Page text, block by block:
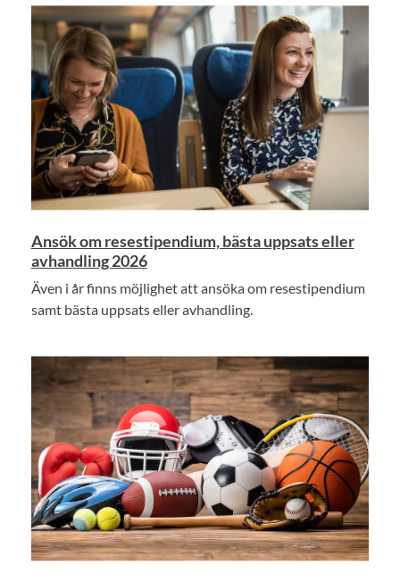
Ansök om resestipendium, bästa uppsats eller
avhandling 2026
Även i år finns möjlighet att ansöka om resestipendium
samt bästa uppsats eller avhandling.